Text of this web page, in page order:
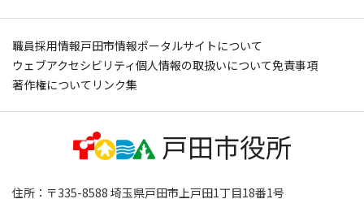
職員採用情報戸田市情報ポータルサイトについて
ウェブアクセシビリティ個人情報の取扱いについて免責事項
著作権について リンク集
住所：〒335-8588 埼玉県戸田市上戸田1丁目18番1号